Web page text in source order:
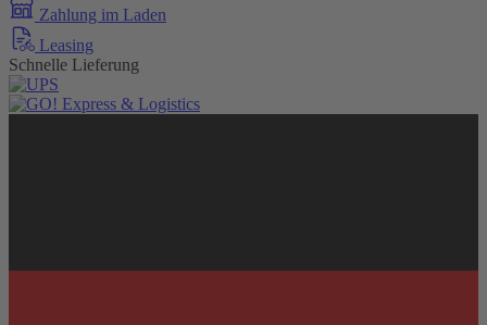
Zahlung im Laden
Leasing
Schnelle Lieferung